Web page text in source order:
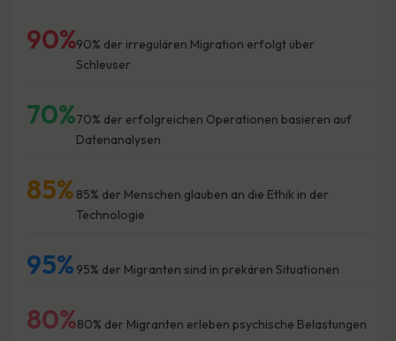
90%90% der irregulären Migration erfolgt über
Schleuser
70%70% der erfolgreichen Operationen basieren auf
Datenanalysen
85% 85% der Menschen glauben an die Ethik in der
Technologie
95% 95% der Migranten sind in prekären Situationen
80%80% der Migranten erleben psychische Belastungen